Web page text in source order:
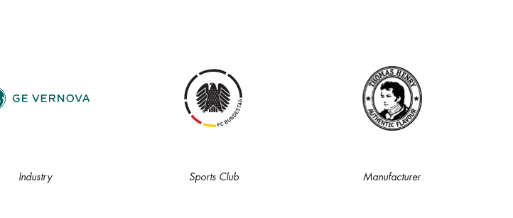
Industry Sports Club Manufacturer